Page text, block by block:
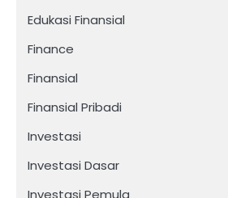
Edukasi Finansial
Finance
Finansial
Finansial Pribadi
Investasi
Investasi Dasar
Investasi Pemula